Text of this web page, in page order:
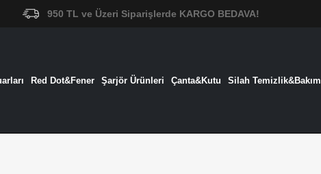
950 TL ve Üzeri Siparişlerde KARGO BEDAVA!
Red Dot&Fener Şarjör Ürünleri Çanta&Kutu Silah Temizlik&Bakım